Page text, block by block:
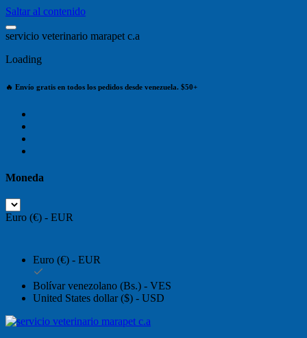
Saltar al contenido
servicio veterinario marapet c.a
Loading
🔥 Envío gratis en todos los pedidos desde venezuela. $50+
Moneda
Euro (€) - EUR
Euro (€) - EUR
Bolívar venezolano (Bs.) - VES
United States dollar ($) - USD